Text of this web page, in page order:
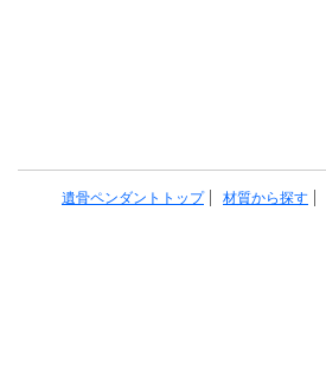
遺骨ペンダントトップ 材質から探す